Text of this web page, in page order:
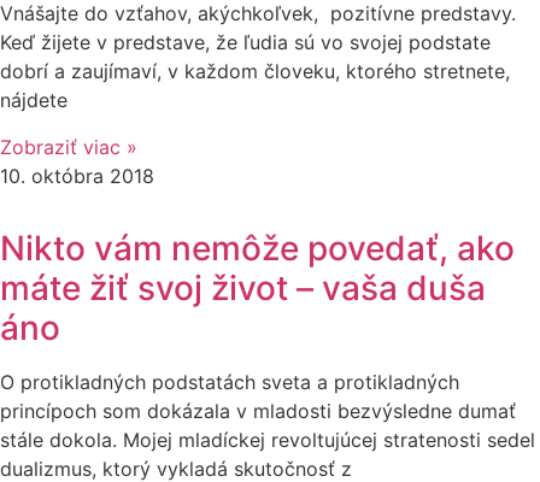
Vnášajte do vzťahov, akýchkoľvek, pozitívne predstavy.
Keď žijete v predstave, že ľudia sú vo svojej podstate
dobrí a zaujímaví, v každom človeku, ktorého stretnete,
nájdete
Zobraziť viac »
10. októbra 2018
Nikto vám nemôže povedať, ako
máte žiť svoj život – vaša duša
áno
O protikladných podstatách sveta a protikladných
princípoch som dokázala v mladosti bezvýsledne dumať
stále dokola. Mojej mladíckej revoltujúcej stratenosti sedel
dualizmus, ktorý vykladá skutočnosť z